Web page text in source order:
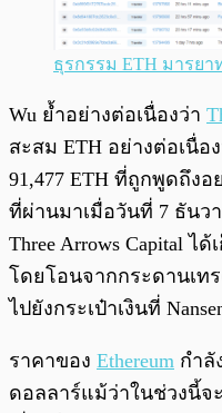
ธุรกรรม ETH มารยาท
Wu ย้ำอย่างต่อเนื่องว่า
สะสม ETH อย่างต่อเนื่อ
91,477 ETH ที่ถูกพูดถึง
ที่ผ่านมาเมื่อวันที่ 7 ธันว
Three Arrows Capital ไ
โดยโอนจากกระดานเท
ไปยังกระเป๋าเงินที่
ราคาของ Ethereum กำลั
ดอลลาร์แม้ว่าในช่วงนี้จ